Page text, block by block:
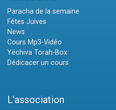
Paracha de la semaine
Fêtes Juives
News
Cours Mp3-Vidéo
Yéchiva Torah-Box
Dédicacer un cours
L'association